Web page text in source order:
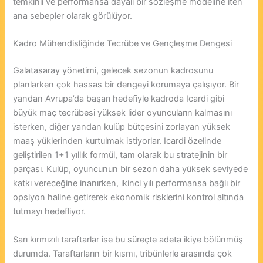
ana sebepler olarak görülüyor.
Kadro Mühendisliğinde Tecrübe ve Gençleşme Dengesi
Galatasaray yönetimi, gelecek sezonun kadrosunu
planlarken çok hassas bir dengeyi korumaya çalışıyor. Bir
yandan Avrupa’da başarı hedefiyle kadroda Icardi gibi
büyük maç tecrübesi yüksek lider oyuncuların kalmasını
isterken, diğer yandan kulüp bütçesini zorlayan yüksek
maaş yüklerinden kurtulmak istiyorlar. Icardi özelinde
geliştirilen 1+1 yıllık formül, tam olarak bu stratejinin bir
parçası. Kulüp, oyuncunun bir sezon daha yüksek seviyede
katkı vereceğine inanırken, ikinci yılı performansa bağlı bir
opsiyon haline getirerek ekonomik risklerini kontrol altında
tutmayı hedefliyor.
Sarı kırmızılı taraftarlar ise bu süreçte adeta ikiye bölünmüş
durumda. Taraftarların bir kısmı, tribünlerle arasında çok